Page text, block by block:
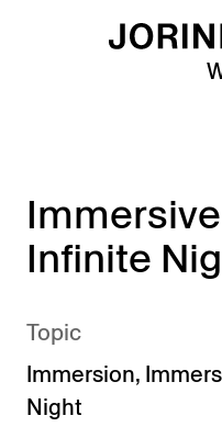
Skip to main content
Infinite
Topic
Immersion,
Night